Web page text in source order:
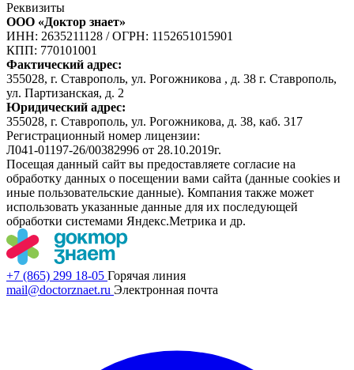
Реквизиты
ООО «Доктор знает»
ИНН: 2635211128 /ОГРН: 1152651015901
КПП: 770101001
Фактический адрес:
355028, г. Ставрополь, ул. Рогожникова , д. 38 г. Ставрополь,
ул. Партизанская, д. 2
Юридический адрес:
355028, г. Ставрополь, ул. Рогожникова, д. 38, каб. 317
Регистрационный номер лицензии:
Л041-01197-26/00382996 от 28.10.2019г.
Посещая данный сайт вы предоставляете согласие на
обработку данных о посещении вами сайта (данные cookies и
иные пользовательские данные). Компания также может
использовать указанные данные для их последующей
обработки системами Яндекс.Метрика и др.
+7 (865) 299 18-05 Горячая линия
mail@doctorznaet.ru Электронная почта